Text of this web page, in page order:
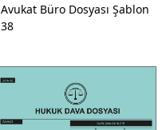
Avukat Büro Dosyası Şablon
38